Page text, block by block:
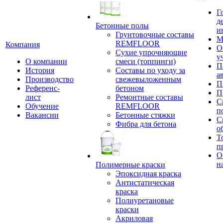
Компания
О компании
История
Производство
Референс-
лист
Обучение
Вакансии
Бетонные полы
Грунтовочные составы
REMFLOOR
Сухие упрочняющие
смеси (топпинги)
Составы по уходу за
свежевыложенным
бетоном
Ремонтные составы
REMFLOOR
Бетонные стяжки
Фибра для бетона
Полимерные краски
Эпоксидная краска
Антистатическая
краска
Полиуретановые
краски
Акриловая